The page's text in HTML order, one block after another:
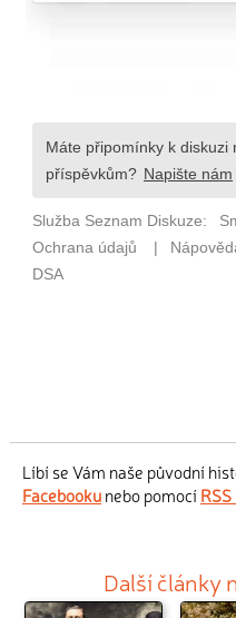
Líbí se Vám naše původní
Facebookunebo pomocí
Další články